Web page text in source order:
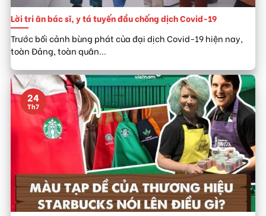
Lời tri ân bác sĩ, y tá tuyến đầu chống dịch Covid-19
Trước bối cảnh bùng phát của đại dịch Covid-19 hiện nay,
toàn Đảng, toàn quân...
24
Th7